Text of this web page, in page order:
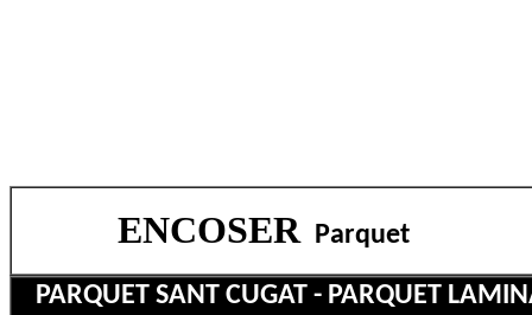
ENCOSER Parquet
PARQUET SANT CUGAT - PARQUET